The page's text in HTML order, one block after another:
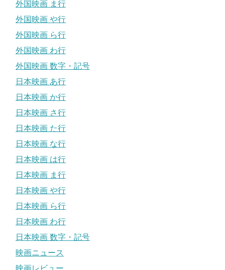
外国映画 ま行
外国映画 や行
外国映画 ら行
外国映画 わ行
外国映画 数字・記号
日本映画 あ行
日本映画 か行
日本映画 さ行
日本映画 た行
日本映画 な行
日本映画 は行
日本映画 ま行
日本映画 や行
日本映画 ら行
日本映画 わ行
日本映画 数字・記号
映画ニュース
映画レビュー